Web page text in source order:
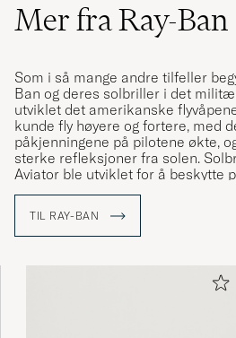
Mer fra Ray-Ban
Som i så mange andre tilfeller
Ban og deres solbriller i det
utviklet det amerikanske
kunde fly høyere og fortere, med
påkjenningene på pilotene økte,
sterke refleksjoner fra solen.
Aviator ble utviklet for å beskytte
snart tatt i bruk også utenfor
TIL RAY-BAN